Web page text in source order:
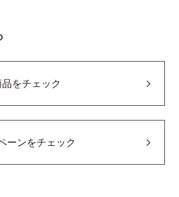
をチェック
ーンをチェック